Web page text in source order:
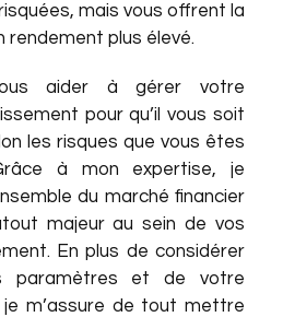
mais vous offrent la
rendement plus élevé.
aider à gérer votre
pour qu’il vous soit
les risques que vous êtes
à mon expertise, je
du marché financier
majeur au sein de vos
En plus de considérer
paramètres et de votre
je m’assure de tout mettre